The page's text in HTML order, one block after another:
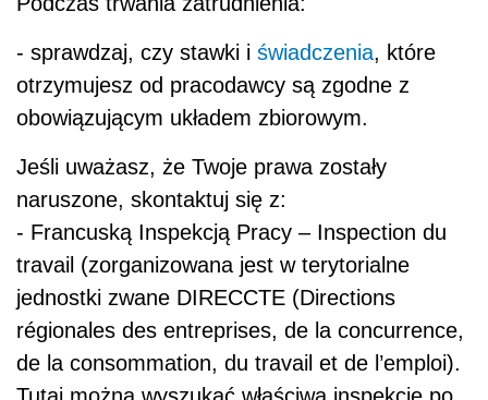
- sprawdzaj, czy stawki i świadczenia, które
otrzymujesz od pracodawcy są zgodne z
obowiązującym układem zbiorowym.
Jeśli uważasz, że Twoje prawa zostały
naruszone, skontaktuj się z:
- Francuską Inspekcją Pracy – Inspection du
travail (zorganizowana jest w terytorialne
jednostki zwane DIRECCTE (Directions
régionales des entreprises, de la concurrence,
de la consommation, du travail et de l’emploi).